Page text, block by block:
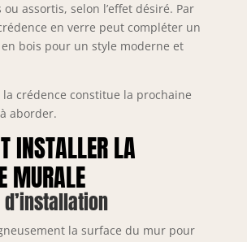
assortis, selon l’effet désiré. Par
en verre peut compléter un
bois pour un style moderne et
la crédence constitue la prochaine
aborder.
INSTALLER LA
MURALE
la surface du mur pour